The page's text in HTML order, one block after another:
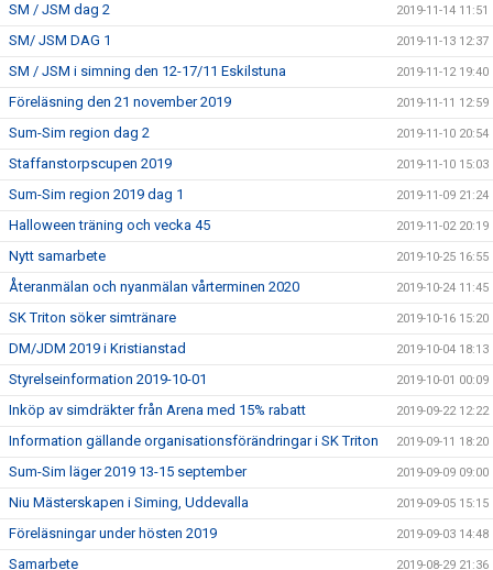
SM / JSM dag 2 2019-11-14 11:51
SM/ JSM DAG 1 2019-11-13 12:37
SM / JSM i simning den 12-17/11 Eskilstuna 2019-11-12 19:40
Föreläsning den 21 november 2019 2019-11-11 12:59
Sum-Sim region dag 2 2019-11-10 20:54
Staffanstorpscupen 2019 2019-11-10 15:03
Sum-Sim region 2019 dag 1 2019-11-09 21:24
Halloween träning och vecka 45 2019-11-02 20:19
Nytt samarbete 2019-10-25 16:55
Återanmälan och nyanmälan vårterminen 2020 2019-10-24 11:45
SK Triton söker simtränare 2019-10-16 15:20
DM/JDM 2019 i Kristianstad 2019-10-04 18:13
Styrelseinformation 2019-10-01 2019-10-01 00:09
Inköp av simdräkter från Arena med 15% rabatt 2019-09-22 12:22
Information gällande organisationsförändringar i SK Triton 2019-09-11 18:20
Sum-Sim läger 2019 13-15 september 2019-09-09 09:00
Niu Mästerskapen i Siming, Uddevalla 2019-09-05 15:15
Föreläsningar under hösten 2019 2019-09-03 14:48
Samarbete 2019-08-29 21:36